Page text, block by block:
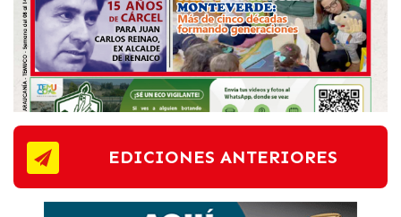
EDICIONES ANTERIORES